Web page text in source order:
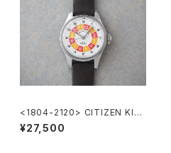
<1804-2120> CITIZEN KIN
DERTIME
¥27,500